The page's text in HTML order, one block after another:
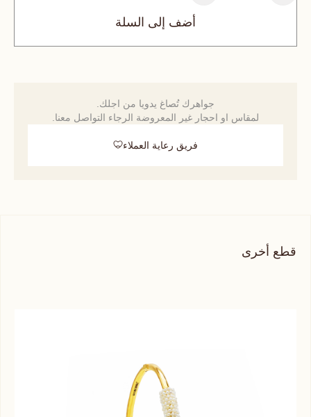
أضف إلى السلة
جواهرك تُصاغ يدويا من اجلك.
لمقاس او احجار غير المعروضة الرجاء التواصل معنا.
فريق رعاية العملاء
قطع أخرى